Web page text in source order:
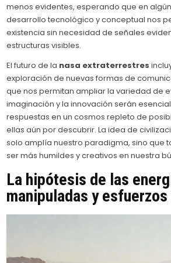
menos evidentes, esperando que en
desarrollo tecnológico y conceptual nos
existencia sin necesidad de señales
estructuras visibles.
El futuro de la nasa extraterrestres
exploración de nuevas formas de
que nos permitan ampliar la variedad de
imaginación y la innovación serán
respuestas en un cosmos repleto de
ellas aún por descubrir. La idea de
solo amplía nuestro paradigma, sino que
ser más humildes y creativos en nuestra
La hipótesis de las
manipuladas y